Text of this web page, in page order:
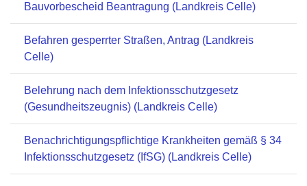
Bauvorbescheid Beantragung (Landkreis Celle)
Befahren gesperrter Straßen, Antrag (Landkreis
Celle)
Belehrung nach dem Infektionsschutzgesetz
(Gesundheitszeugnis) (Landkreis Celle)
Benachrichtigungspflichtige Krankheiten gemäß § 34
Infektionsschutzgesetz (IfSG) (Landkreis Celle)